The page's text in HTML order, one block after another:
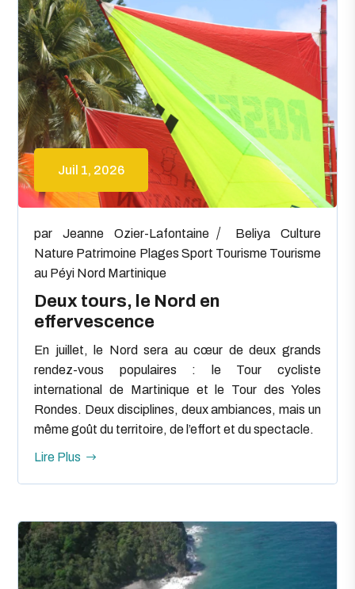
Juil 1, 2026
Deux tours, le Nord en
effervescence
parJeanne Ozier-Lafontaine Beliya
Culture
Nature Patrimoine Plages Sport Tourisme Tourisme
au Péyi Nord Martinique
En juillet, le Nord sera au cœur de deux grands
rendez-vous populaires : le Tour cycliste
international de Martinique et le Tour des Yoles
Rondes. Deux disciplines, deux ambiances, mais un
même goût du territoire, de l’effort et du spectacle.
Lire Plus